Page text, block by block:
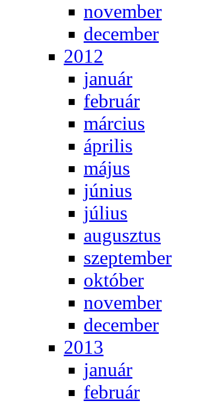
no­vem­ber
de­cem­ber
2012
ja­nu­ár
feb­ru­ár
már­ci­us
áp­ri­lis
má­jus
jú­ni­us
jú­li­us
au­gusz­tus
szep­tem­ber
ok­tó­ber
no­vem­ber
de­cem­ber
2013
ja­nu­ár
feb­ru­ár